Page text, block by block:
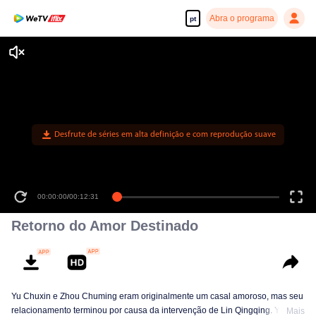
pt Abra o programa
Desfrute de séries em alta definição e com reprodução suave
00:00:00/00:12:31
Retorno do Amor Destinado
Yu Chuxin e Zhou Chuming eram originalmente um casal amoroso, mas seu
relacionamento terminou por causa da intervenção de Lin Qingqing. Yu
Mais